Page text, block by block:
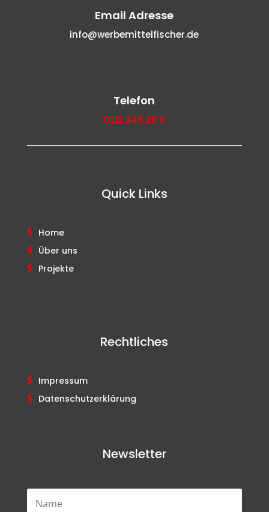
Email Adresse
info@werbemittelfischer.de
Telefon
0212 248 28 0
Quick Links
Home
Über uns
Projekte
Rechtliches
Impressum
Datenschutzerklärung
Newsletter